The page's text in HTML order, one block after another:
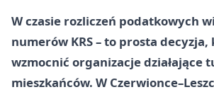
W czasie rozliczeń podatkowych
numerów KRS – to prosta
wzmocnić organizacje działające
mieszkańców. W